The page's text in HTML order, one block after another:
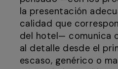
la presentación
calidad que
del hotel— comunica
al detalle desde el
escaso, genérico o